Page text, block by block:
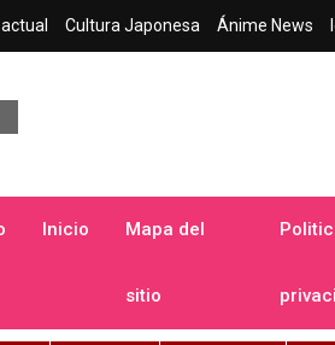
Cultura Japonesa Ánime News
Inicio Mapa del
sitio